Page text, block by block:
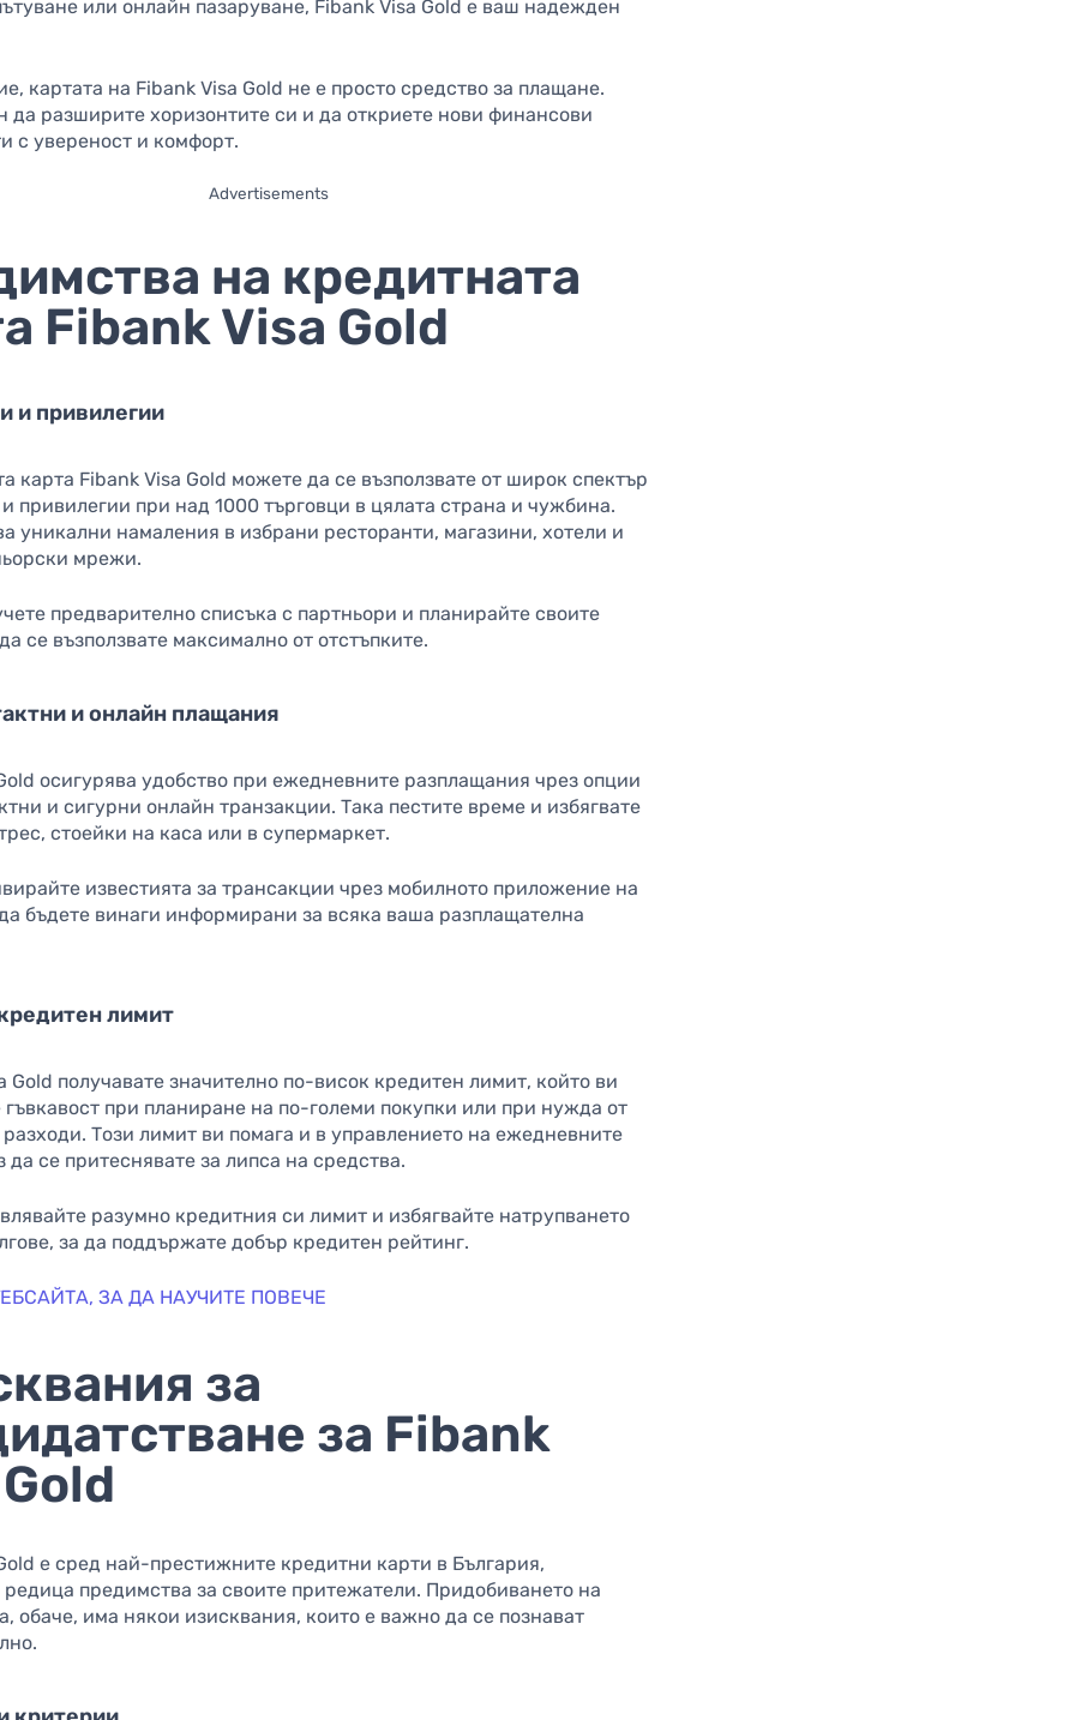
или онлайн пазаруване, Fibank Visa Gold е ваш надежден
картата на Fibank Visa Gold не е просто средство за плащане.
да разширите хоризонтите си и да откриете нови финансови
с увереност и комфорт.
Advertisements
на кредитната
Fibank Visa Gold
и привилегии
карта Fibank Visa Gold можете да се възползвате от широк спектър
и привилегии при над 1000 търговци в цялата страна и чужбина.
уникални намаления в избрани ресторанти, магазини, хотели и
мрежи.
предварително списъка с партньори и планирайте своите
се възползвате максимално от отстъпките.
и онлайн плащания
осигурява удобство при ежедневните разплащания чрез опции
и сигурни онлайн транзакции. Така пестите време и избягвате
стоейки на каса или в супермаркет.
известията за трансакции чрез мобилното приложение на
бъдете винаги информирани за всяка ваша разплащателна
лимит
Gold получавате значително по-висок кредитен лимит, който ви
гъвкавост при планиране на по-големи покупки или при нужда от
Този лимит ви помага и в управлението на ежедневните
да се притеснявате за липса на средства.
разумно кредитния си лимит и избягвайте натрупването
за да поддържате добър кредитен рейтинг.
​​ЗА ДА НАУЧИТЕ ПОВЕЧЕ
за
за Fibank
е сред най-престижните кредитни карти в България,
предимства за своите притежатели. Придобиването на
обаче, има някои изисквания, които е важно да се познават